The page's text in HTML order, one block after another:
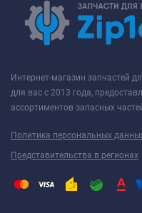
Интернет-магазин запчастей
для вас с 2013 года,
ассортиментов запасных
Политика персональных
Представительства в регионах